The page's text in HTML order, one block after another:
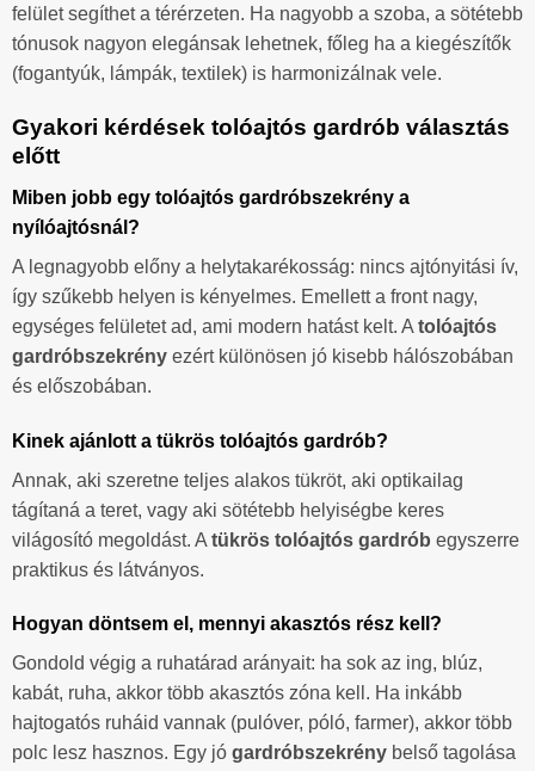
felület segíthet a térérzeten. Ha nagyobb a szoba, a sötétebb
tónusok nagyon elegánsak lehetnek, főleg ha a kiegészítők
(fogantyúk, lámpák, textilek) is harmonizálnak vele.
Gyakori kérdések tolóajtós gardrób választás
előtt
Miben jobb egy tolóajtós gardróbszekrény a
nyílóajtósnál?
A legnagyobb előny a helytakarékosság: nincs ajtónyitási ív,
így szűkebb helyen is kényelmes. Emellett a front nagy,
egységes felületet ad, ami modern hatást kelt. A tolóajtós
gardróbszekrény ezért különösen jó kisebb hálószobában
és előszobában.
Kinek ajánlott a tükrös tolóajtós gardrób?
Annak, aki szeretne teljes alakos tükröt, aki optikailag
tágítaná a teret, vagy aki sötétebb helyiségbe keres
világosító megoldást. A tükrös tolóajtós gardrób egyszerre
praktikus és látványos.
Hogyan döntsem el, mennyi akasztós rész kell?
Gondold végig a ruhatárad arányait: ha sok az ing, blúz,
kabát, ruha, akkor több akasztós zóna kell. Ha inkább
hajtogatós ruháid vannak (pulóver, póló, farmer), akkor több
polc lesz hasznos. Egy jó gardróbszekrény belső tagolása